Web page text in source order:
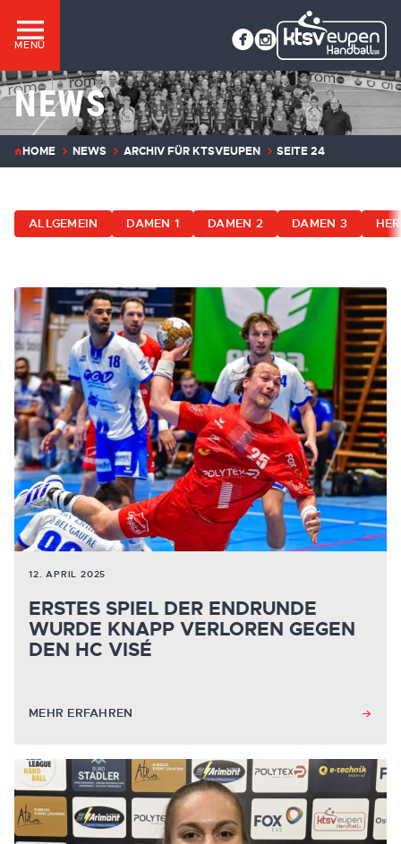
MENÜ
NEWS
HOME NEWS ARCHIV FÜR KTSVEUPEN SEITE 24
ALLGEMEIN DAMEN 1 DAMEN 2 DAMEN 3
12. APRIL 2025
ERSTES SPIEL DER ENDRUNDE
WURDE KNAPP VERLOREN GEGEN
DEN HC VISÉ
MEHR ERFAHREN